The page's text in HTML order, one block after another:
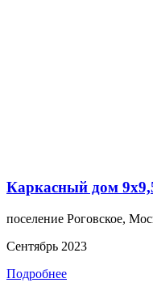
Каркасный дом
поселение Роговское,
Сентябрь 2023
Подробнее